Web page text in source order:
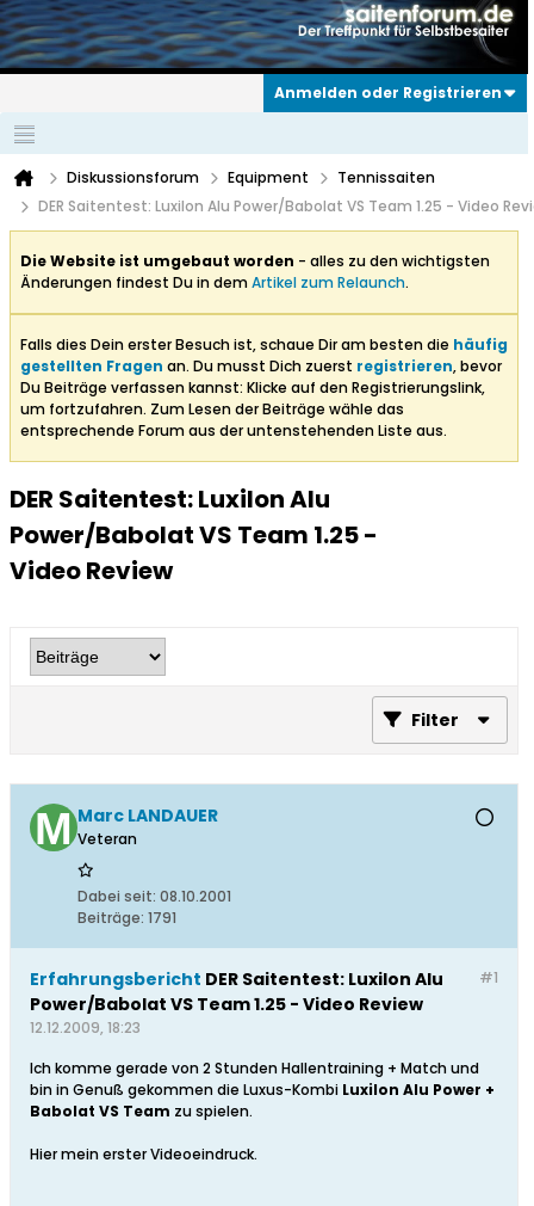
Anmelden oder Registrieren
Diskussionsforum Equipment
Tennissaiten
DER Saitentest: Luxilon Alu Power/Babolat VS Team 1.25 - Video
Die Website ist umgebaut worden - alles zu den wichtigsten
Änderungen findest Du in demArtikel zum Relaunch.
Falls dies Dein erster Besuch ist, schaue Dir am besten die häufig
gestellten Fragen an. Du musst Dich zuerst registrieren, bevor
Du Beiträge verfassen kannst: Klicke auf den Registrierungslink,
um fortzufahren. Zum Lesen der Beiträge wähle das
entsprechende Forum aus der untenstehenden Liste aus.
DER Saitentest: Luxilon Alu
Power/Babolat VS Team 1.25 -
Video Review
Filter
Marc LANDAUER
Veteran
Dabei seit: 08.10.2001
Beiträge: 1791
#1
Erfahrungsbericht DER Saitentest: Luxilon Alu
Power/Babolat VS Team 1.25 - Video Review
12.12.2009, 18:23
Ich komme gerade von 2 Stunden Hallentraining + Match und
bin in Genuß gekommen die Luxus-Kombi Luxilon Alu Power +
Babolat VS Team zu spielen.
Hier mein erster Videoeindruck.